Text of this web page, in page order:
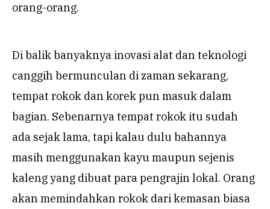
orang-orang.
Di balik banyaknya inovasi alat dan teknologi
canggih bermunculan di zaman sekarang,
tempat rokok dan korek pun masuk dalam
bagian. Sebenarnya tempat rokok itu sudah
ada sejak lama, tapi kalau dulu bahannya
masih menggunakan kayu maupun sejenis
kaleng yang dibuat para pengrajin lokal. Orang
akan memindahkan rokok dari kemasan biasa